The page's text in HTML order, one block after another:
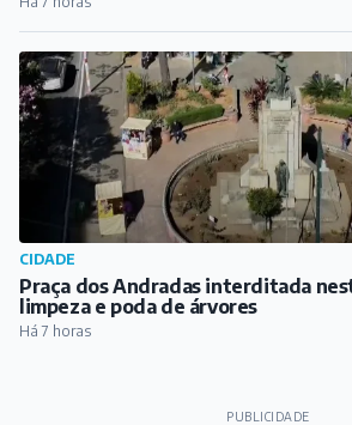
CIDADE
Praça dos Andradas interditada
limpeza e poda de árvores
Há 7 horas
PUBLICIDADE